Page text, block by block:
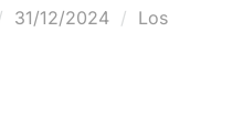
31/12/2024
Los